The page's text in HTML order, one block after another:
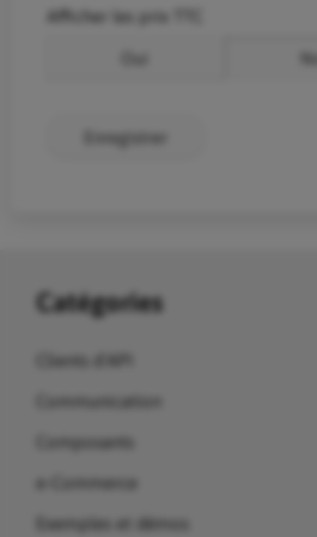
Afficher les prix TTC
Enregistrer
Catégories
Clients d'API
Communication
Composants
e-Commerce
Exemples et démos